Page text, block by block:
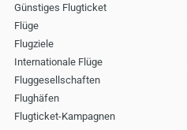
Günstiges Flugticket
Flüge
Flugziele
Internationale Flüge
Fluggesellschaften
Flughäfen
Flugticket-Kampagnen